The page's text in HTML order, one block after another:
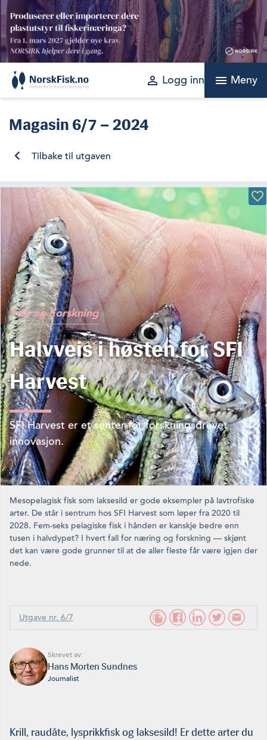
Skip
content
perm_identity Logg inn menu Meny
Magasin 6/7 – 2024
Tilbake til utgaven
Fisk og Forskning
Halvveis i høsten for SFI
Harvest
SFI Harvest er et senter for forskningsdrevet
innovasjon.
Mesopelagisk fisk som laksesild er gode eksempler på lavtrofiske
arter. De står i sentrum hos SFI Harvest som løper fra 2020 til
2028. Fem-seks pelagiske fisk i hånden er kanskje bedre enn
tusen i halvdypet? I hvert fall for næring og forskning — skjønt
det kan være gode grunner til at de aller fleste får være igjen der
nede.
Utgave nr. 6/7
Skrevet av:
Hans Morten Sundnes
Journalist
Krill, raudåte, lysprikkfisk og laksesild! Er dette arter du